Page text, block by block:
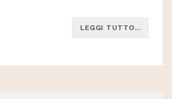
LEGGI TUTTO...